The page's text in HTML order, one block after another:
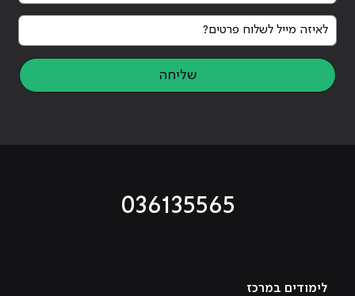
לאיזה מייל לשלוח פרטים?
שליחה
036135565
לימודים במרכז